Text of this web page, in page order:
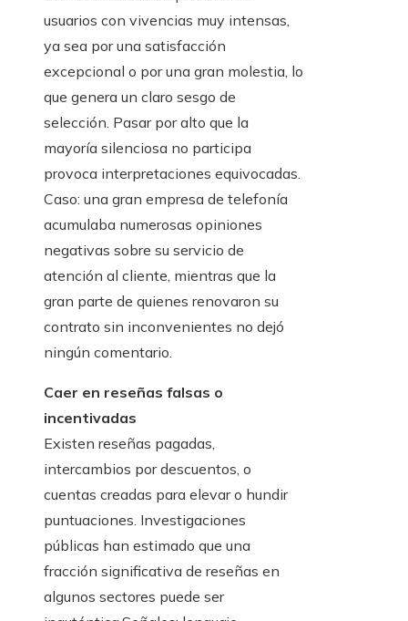
usuarios con vivencias muy intensas,
ya sea por una satisfacción
excepcional o por una gran molestia, lo
que genera un claro sesgo de
selección. Pasar por alto que la
mayoría silenciosa no participa
provoca interpretaciones equivocadas.
Caso: una gran empresa de telefonía
acumulaba numerosas opiniones
negativas sobre su servicio de
atención al cliente, mientras que la
gran parte de quienes renovaron su
contrato sin inconvenientes no dejó
ningún comentario.
Caer en reseñas falsas o
incentivadas
Existen reseñas pagadas,
intercambios por descuentos, o
cuentas creadas para elevar o hundir
puntuaciones. Investigaciones
públicas han estimado que una
fracción significativa de reseñas en
algunos sectores puede ser